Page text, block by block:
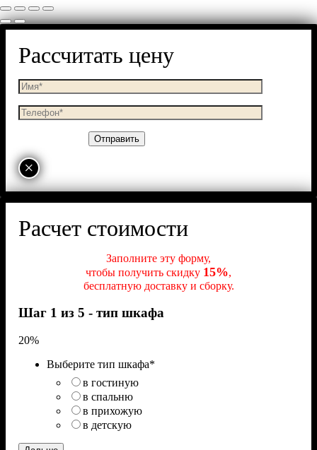
Рассчитать цену
×
Расчет стоимости
Заполните эту форму,
чтобы получить скидку 15%,
бесплатную доставку и сборку.
Шаг 1 из 5 - тип шкафа
20%
Выберите тип шкафа*
в гостиную
в спальню
в прихожую
в детскую